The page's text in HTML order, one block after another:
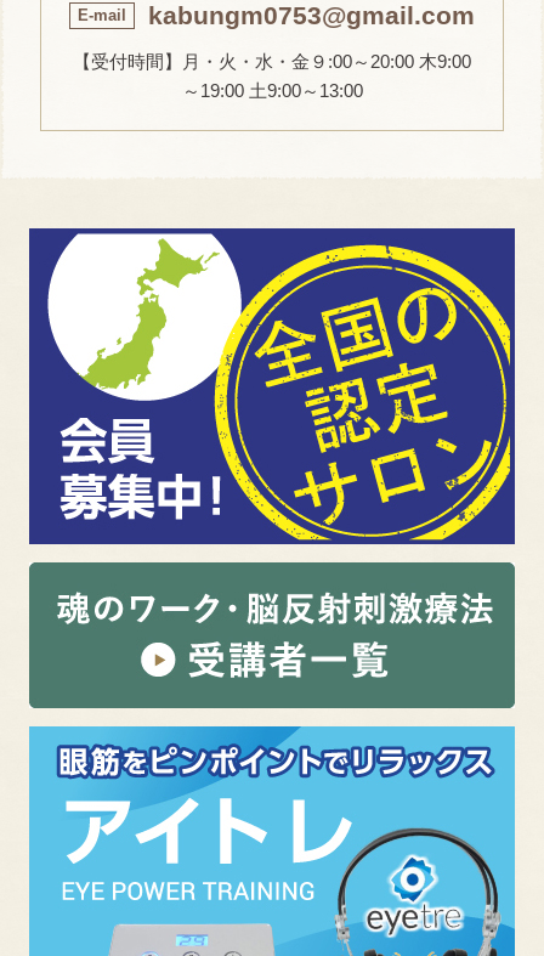
kabungm0753@gmail.com
【受付時間】月・火・水・金９:00～20:00 木9:00
～19:00 土9:00～13:00